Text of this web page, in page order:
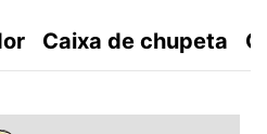
Caixa de chupeta